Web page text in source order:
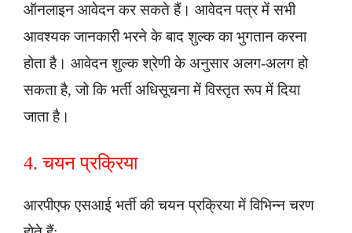
ऑनलाइन आवेदन कर सकते हैं। आवेदन पत्र में सभी
आवश्यक जानकारी भरने के बाद शुल्क का भुगतान करना
होता है। आवेदन शुल्क श्रेणी के अनुसार अलग-अलग हो
सकता है, जो कि भर्ती अधिसूचना में विस्तृत रूप में दिया
जाता है।
4. चयन प्रक्रिया
आरपीएफ एसआई भर्ती की चयन प्रक्रिया में विभिन्न चरण